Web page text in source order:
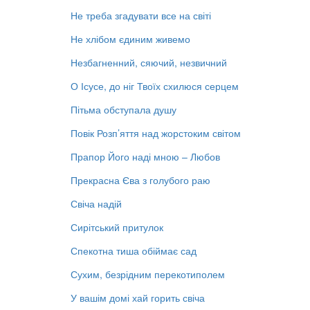
Не треба згадувати все на світі
Не хлібом єдиним живемо
Незбагненний, сяючий, незвичний
О Ісусе, до ніг Твоїх схилюся серцем
Пітьма обступала душу
Повік Розп’яття над жорстоким світом
Прапор Його наді мною – Любов
Прекрасна Єва з голубого раю
Свіча надій
Сирітський притулок
Спекотна тиша обіймає сад
Сухим, безрідним перекотиполем
У вашім домі хай горить свіча